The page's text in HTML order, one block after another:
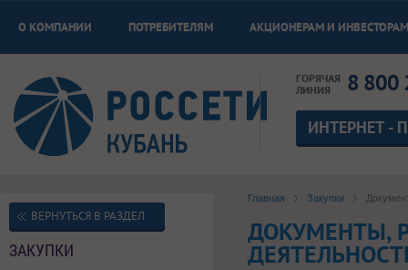
О КОМПАНИИ ПОТРЕБИТЕЛЯМ АКЦИОНЕРАМ И ИНВЕСТОРАМ
ГОРЯЧАЯ
ЛИНИЯ
8 800
ИНТЕРНЕТ -
Главная Закупки
ДОКУМЕНТЫ,
ВЕРНУТЬСЯ В РАЗДЕЛ
ЗАКУПКИ